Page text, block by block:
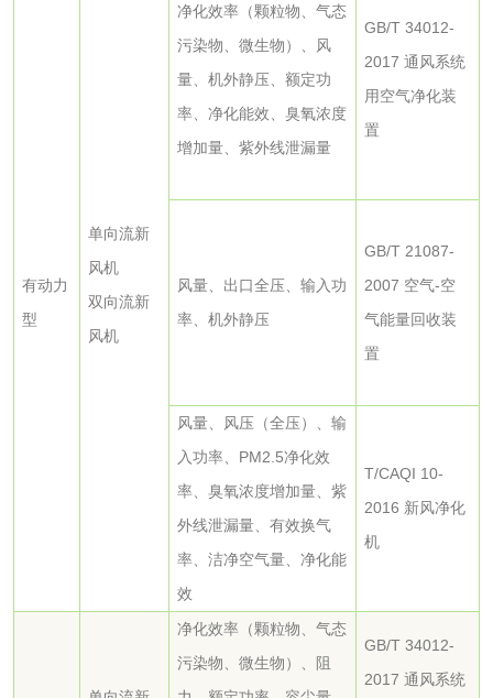
有动力
型
单向流新
风机
双向流新
风机
净化效率（颗粒物、气态
污染物、微生物）、风
量、机外静压、额定功
率、净化能效、臭氧浓度
增加量、紫外线泄漏量
GB/T 34012-
2017 通风系统
用空气净化装
置
风量、出口全压、输入功
率、机外静压
GB/T 21087-
2007 空气-空
气能量回收装
置
风量、风压（全压）、输
入功率、PM2.5净化效
率、臭氧浓度增加量、紫
外线泄漏量、有效换气
率、洁净空气量、净化能
效
T/CAQI 10-
2016 新风净化
机
净化效率（颗粒物、气态
污染物、微生物）、阻
GB/T 34012-
2017 通风系统
水处理药剂检测 聚丙烯酰胺检测
磷酸二氢铵检测
活性炭检测 煤质颗粒活性炭检
测
脱硫脱硝活性炭检
煤质活性炭检测
电厂水处理活性炭 木质活性炭检测
木质净水用活性炭
检测
农药肥料